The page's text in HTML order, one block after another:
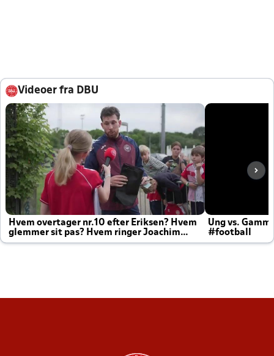
Videoer fra DBU
Hvem overtager nr.10 efter Eriksen? Hvem
glemmer sit pas? Hvem ringer Joachim
altid til efter kampe?
Ung vs.
#football